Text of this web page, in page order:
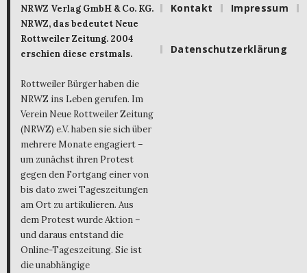
NRWZ Verlag GmbH & Co. KG.
NRWZ, das bedeutet Neue
Rottweiler Zeitung. 2004
erschien diese erstmals.
Rottweiler Bürger haben die
NRWZ ins Leben gerufen. Im
Verein Neue Rottweiler Zeitung
(NRWZ) e.V. haben sie sich über
mehrere Monate engagiert –
um zunächst ihren Protest
gegen den Fortgang einer von
bis dato zwei Tageszeitungen
am Ort zu artikulieren. Aus
dem Protest wurde Aktion –
und daraus entstand die
Online-Tageszeitung. Sie ist
die unabhängige
Kontakt Impressum
Datenschutzerklärung